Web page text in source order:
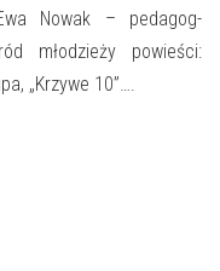
Nowak – pedagog-
młodzieży powieści:
„Krzywe 10”….